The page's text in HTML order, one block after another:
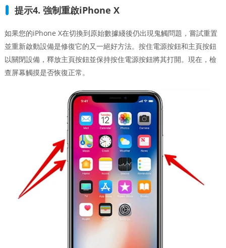
提示4. 強制重啟iPhone X
如果您的iPhone X在切換到原始數據綫後仍出現鬼觸問題，嘗試重置
並重新啟動設備是修復它的又一絕好方法。按住電源按鈕和主頁按鈕
以關閉設備，釋放主頁按鈕並保持按住電源按鈕將其打開。現在，檢
查屏幕觸摸是否恢復正常。